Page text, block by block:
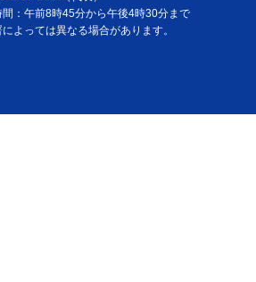
間：午前8時45分から午後4時30分まで
よっては異なる場合があります。